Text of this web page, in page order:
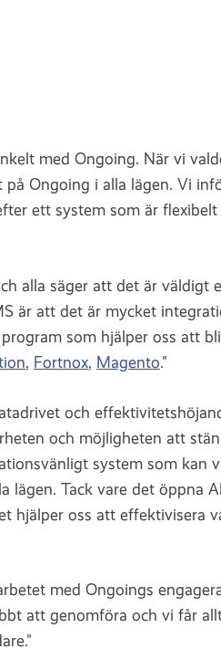
med Ongoing. När vi
Ongoing i alla lägen. Vi
ett system som är flexibelt
alla säger att det är väldigt
är att det är mycket
som hjälper oss att
, Fortnox, Magento."
och
och möjligheten att
system som kan
lägen. Tack vare det öppna
hjälper oss att effektivisera
med Ongoings
att genomföra och vi får